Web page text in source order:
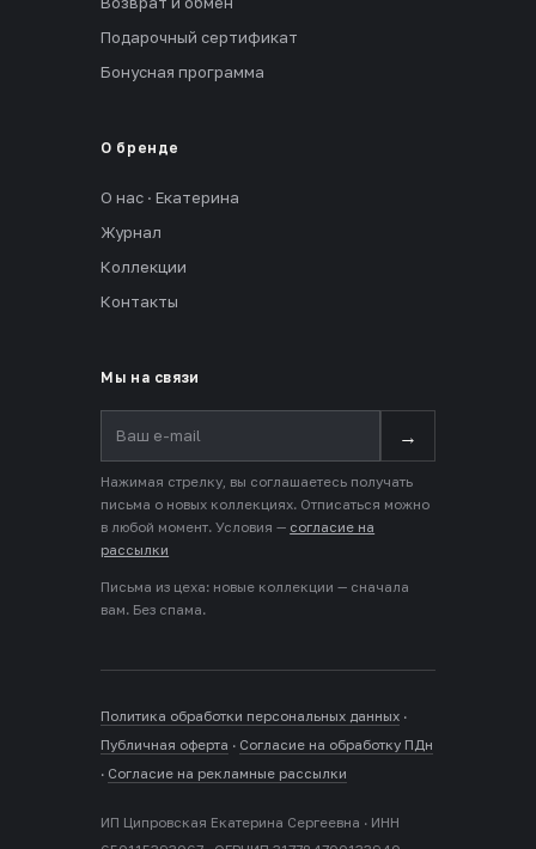
Подарочный сертификат
Бонусная программа
О бренде
О нас · Екатерина
Журнал
Коллекции
Контакты
Мы на связи
→
Нажимая стрелку, вы соглашаетесь получать
письма о новых коллекциях. Отписаться можно
в любой момент. Условия — согласие на
рассылки
Письма из цеха: новые коллекции — сначала
вам. Без спама.
Политика обработки персональных данных ·
Публичная оферта · Согласие на обработку ПДн
· Согласие на рекламные рассылки
ИП Ципровская Екатерина Сергеевна · ИНН